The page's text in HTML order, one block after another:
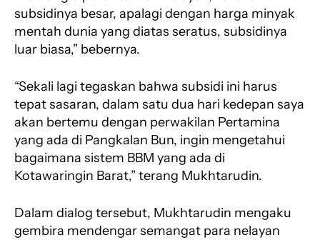
subsidinya besar, apalagi dengan harga minyak
mentah dunia yang diatas seratus, subsidinya
luar biasa,” bebernya.
“Sekali lagi tegaskan bahwa subsidi ini harus
tepat sasaran, dalam satu dua hari kedepan saya
akan bertemu dengan perwakilan Pertamina
yang ada di Pangkalan Bun, ingin mengetahui
bagaimana sistem BBM yang ada di
Kotawaringin Barat,” terang Mukhtarudin.
Dalam dialog tersebut, Mukhtarudin mengaku
gembira mendengar semangat para nelayan